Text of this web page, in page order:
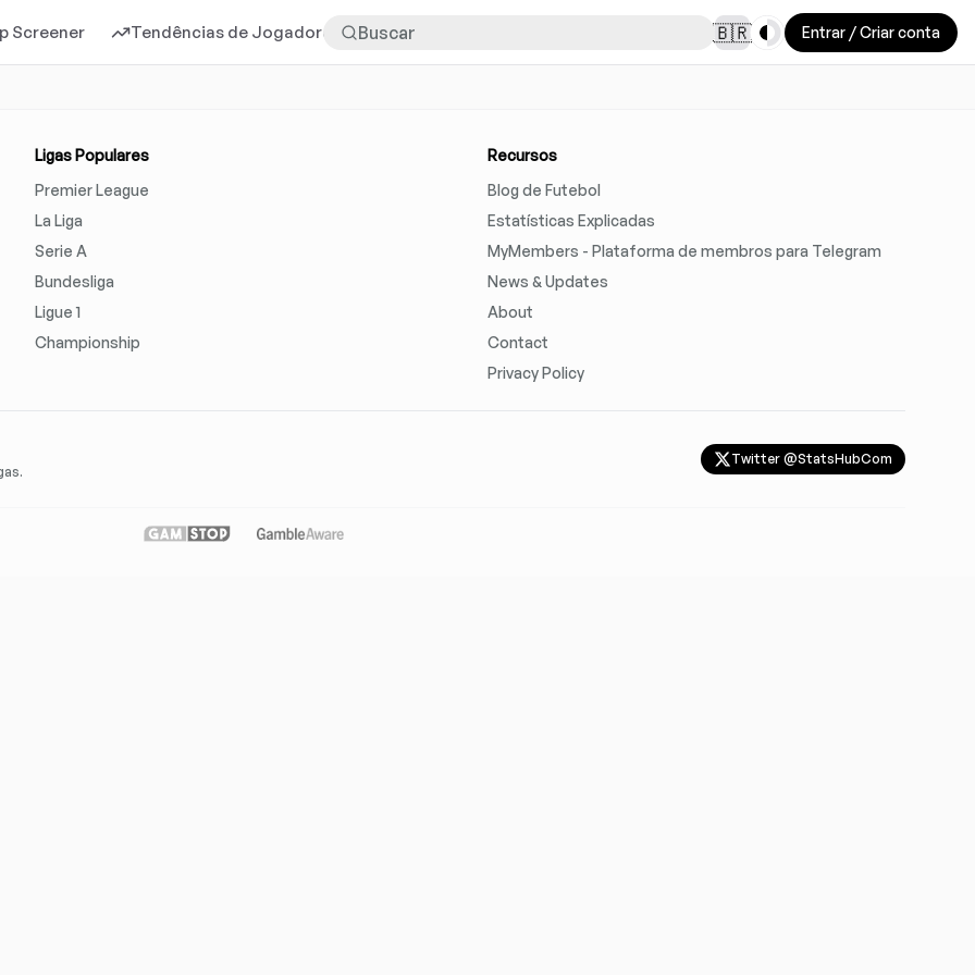
Screener Tendências de Jogadores Mais 🇧🇷 Toggle theme
Entrar / Criar conta
Ligas Populares
Premier League
La Liga
Serie A
Bundesliga
Ligue 1
Championship
Recursos
Blog de Futebol
Estatísticas Explicadas
MyMembers - Plataforma de membros para Telegram
News & Updates
About
Contact
Privacy Policy
Twitter @StatsHubCom